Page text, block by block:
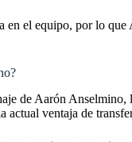
el equipo, por lo
de Aarón
actual ventaja de